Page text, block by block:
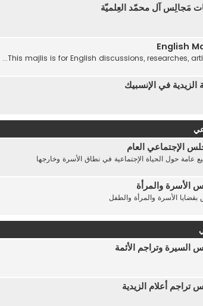
مَجالِس آل محمّد العِلميّة
English
This majlis is for English discussions, researches,
الزيدية في الإنسبيك
الإجتماعي العام
عامة حول الحياة الإجتماعية في نطاق الأسرة وخارجها
الأسرة والمرأة
الأسرة والمرأة والطفل
السيرة وتراجم الأئمة
تراجم أعلام الزيدية